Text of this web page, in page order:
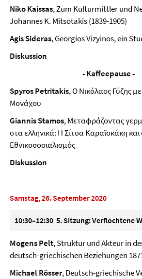
Niko Kaissas, Zum Kulturmittler und
Johannes K. Mitsotakis (1839-1905)
Agis Sideras, Georgios Vizyinos, ein
Diskussion
-Kaffeepause-
Spyros Petritakis, Ο Νικόλαος Γύζης
Μονάχου
Giannis Stamos, Μεταφράζοντας
στα ελληνικά: Η Σίτσα Καραϊσκάκη και
Εθνικοσοσιαλισμός
Diskussion
Samstag, 26. September 2020
10:30–12:30 5. Sitzung: Verflochtene
Mogens Pelt, Struktur und Akteur in
deutsch-griechischen Beziehungen
Michael Rösser, Deutsch-griechische